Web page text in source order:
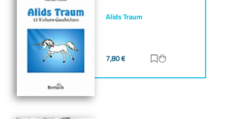
Alids Traum
7,80€ Zur Merkliste